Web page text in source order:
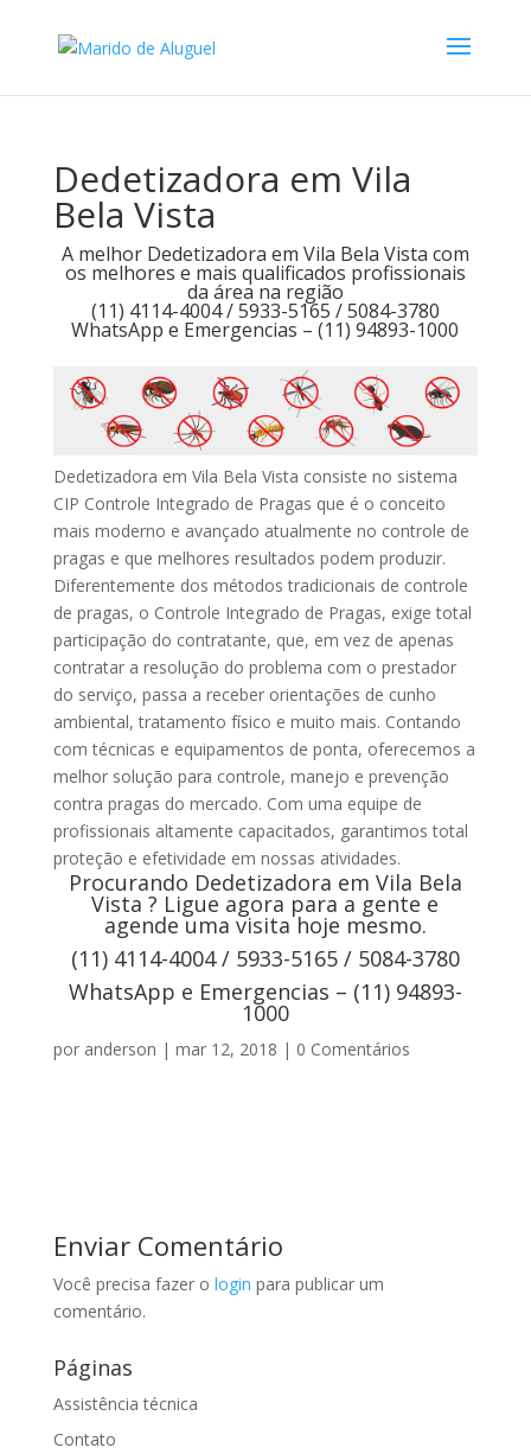
Dedetizadora em Vila
Bela Vista
A melhor Dedetizadora em Vila Bela Vista com
os melhores e mais qualificados profissionais
da área na região
(11) 4114-4004 / 5933-5165 / 5084-3780
WhatsApp e Emergencias – (11) 94893-1000
Dedetizadora em Vila Bela Vista consiste no sistema
CIP Controle Integrado de Pragas que é o conceito
mais moderno e avançado atualmente no controle de
pragas e que melhores resultados podem produzir.
Diferentemente dos métodos tradicionais de controle
de pragas, o Controle Integrado de Pragas, exige total
participação do contratante, que, em vez de apenas
contratar a resolução do problema com o prestador
do serviço, passa a receber orientações de cunho
ambiental, tratamento físico e muito mais. Contando
com técnicas e equipamentos de ponta, oferecemos a
melhor solução para controle, manejo e prevenção
contra pragas do mercado. Com uma equipe de
profissionais altamente capacitados, garantimos total
proteção e efetividade em nossas atividades.
Procurando Dedetizadora em Vila Bela
Vista ? Ligue agora para a gente e
agende uma visita hoje mesmo.
(11) 4114-4004 / 5933-5165 / 5084-3780
WhatsApp e Emergencias – (11) 94893-
1000
por anderson | mar 12, 2018 | 0 Comentários
Enviar Comentário
Você precisa fazer o login para publicar um
comentário.
Páginas
Assistência técnica
Contato